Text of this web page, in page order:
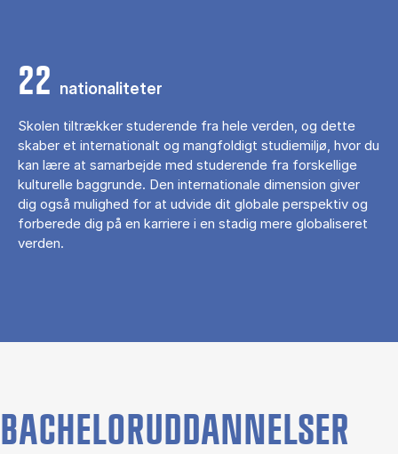
22 nationaliteter
Skolen tiltrækker studerende fra hele verden, og dette
skaber et internationalt og mangfoldigt studiemiljø, hvor du
kan lære at samarbejde med studerende fra forskellige
kulturelle baggrunde. Den internationale dimension giver
dig også mulighed for at udvide dit globale perspektiv og
forberede dig på en karriere i en stadig mere globaliseret
verden.
BACHELORUDDANNELSER